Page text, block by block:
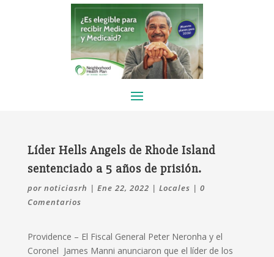
Líder Hells Angels de Rhode Island
sentenciado a 5 años de prisión.
por noticiasrh | Ene 22, 2022 | Locales | 0
Comentarios
Providence – El Fiscal General Peter Neronha y el
Coronel James Manni anunciaron que el líder de los